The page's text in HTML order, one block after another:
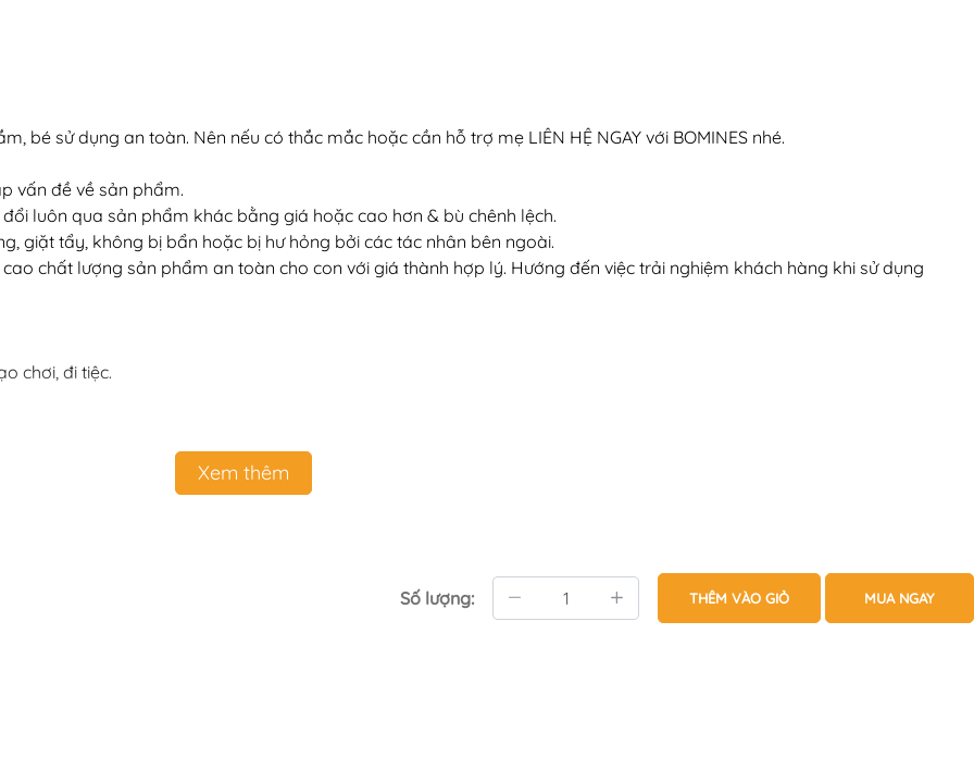
bé sử dụng an toàn. Nên nếu có thắc mắc hoặc cần hỗ trợ mẹ LIÊN HỆ NGAY với BOMINES nhé.
vấn đề về sản phẩm.
luôn qua sản phẩm khác bằng giá hoặc cao hơn & bù chênh lệch.
giặt tẩy, không bị bẩn hoặc bị hư hỏng bởi các tác nhân bên ngoài.
chất lượng sản phẩm an toàn cho con với giá thành hợp lý. Hướng đến việc trải nghiệm khách hàng khi sử dụng
chơi, đi tiệc.
Xem thêm
Số lượng: THÊM VÀO GIỎ MUA NGAY